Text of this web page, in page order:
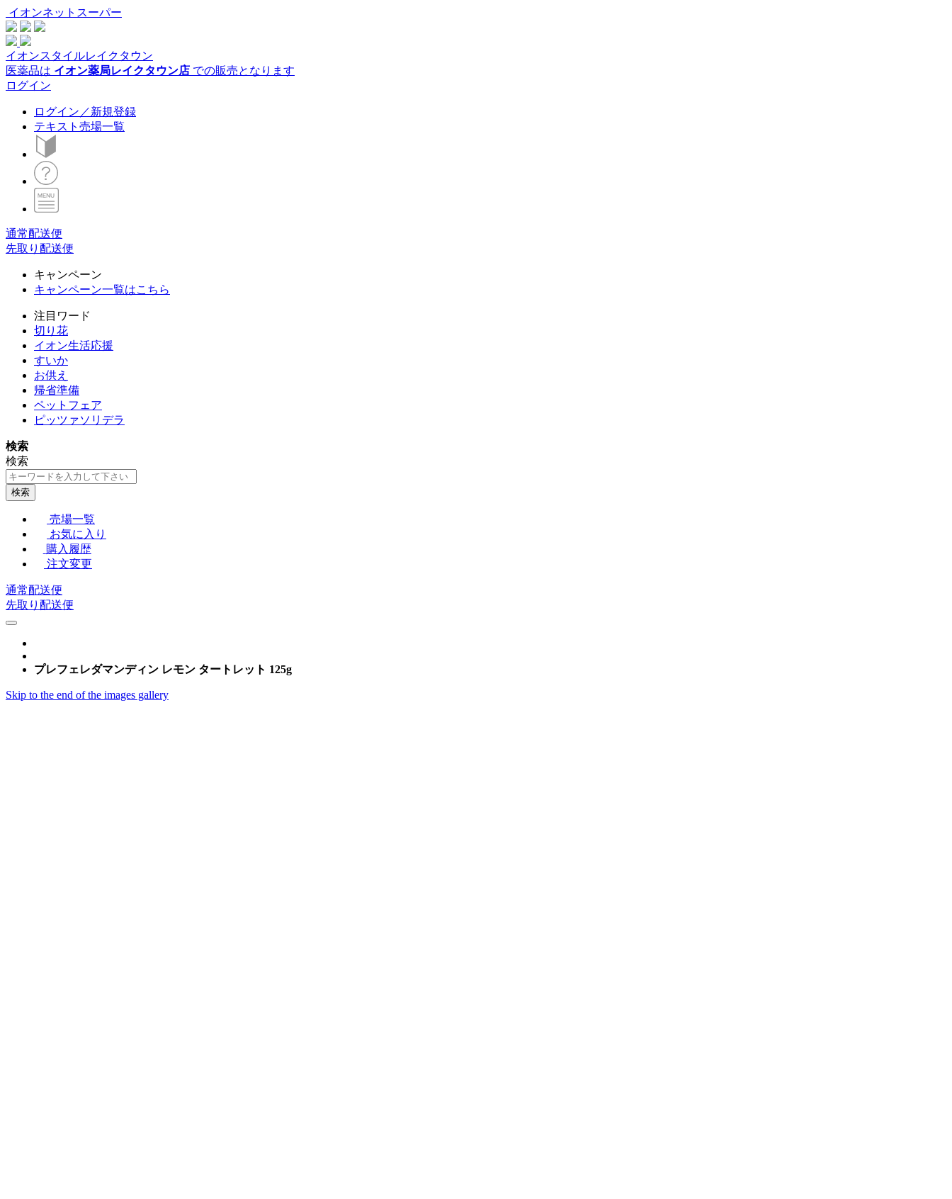
イオンネットスーパー
イオンスタイルレイクタウン
医薬品は イオン薬局レイクタウン店 での販売となります
ログイン
ログイン／新規登録
テキスト売場一覧
通常配送便
先取り配送便
キャンペーン
キャンペーン一覧はこちら
注目ワード
切り花
イオン生活応援
すいか
お供え
帰省準備
ペットフェア
ピッツァソリデラ
検索
検索
検索
売場一覧
お気に入り
購入履歴
注文変更
通常配送便
先取り配送便
プレフェレダマンディン レモン タートレット 125g
Skip to the end of the images gallery